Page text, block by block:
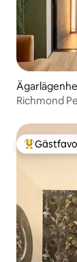
Richmond
Populär